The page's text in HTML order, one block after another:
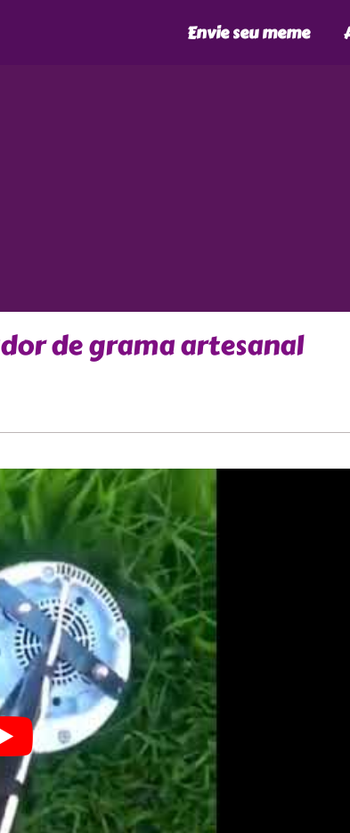
Envie seu meme
de grama artesanal